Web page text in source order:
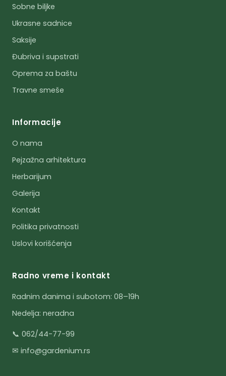
Sobne biljke
Ukrasne sadnice
Saksije
Đubriva i supstrati
Oprema za baštu
Travne smeše
Informacije
O nama
Pejzažna arhitektura
Herbarijum
Galerija
Kontakt
Politika privatnosti
Uslovi korišćenja
Radno vreme i kontakt
Radnim danima i subotom: 08–19h
Nedelja: neradna
📞 062/44-77-99
✉ info@gardenium.rs